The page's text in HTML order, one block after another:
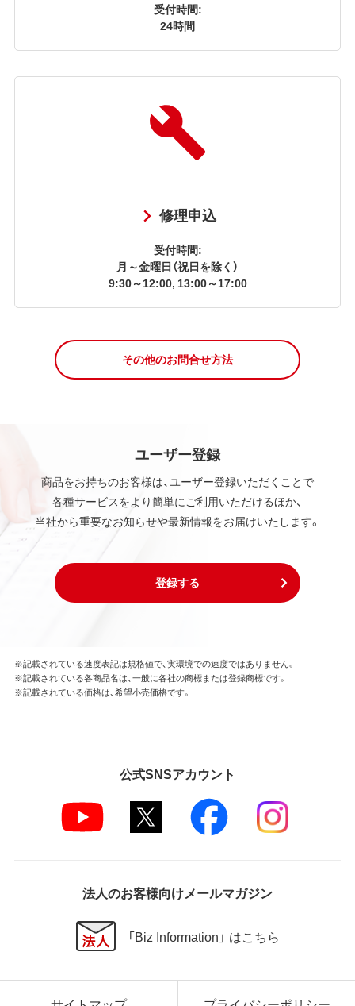
受付時間:
24時間
修理申込
受付時間:
月～金曜日（祝日を除く）
9:30～12:00, 13:00～17:00
その他のお問合せ方法
ユーザー登録
商品をお持ちのお客様は、ユーザー登録いただくことで
各種サービスをより簡単にご利用いただけるほか、
当社から重要なお知らせや最新情報をお届けいたします。
登録する
※記載されている速度表記は規格値で、実環境での速度ではありません。
※記載されている各商品名は、一般に各社の商標または登録商標です。
※記載されている価格は、希望小売価格です。
公式SNSアカウント
法人のお客様向けメールマガジン
「Biz Information」 はこちら